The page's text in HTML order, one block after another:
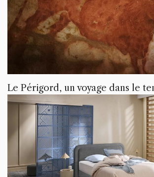
Le Périgord, un voyage dans le